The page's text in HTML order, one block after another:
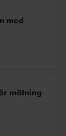
med
mätning